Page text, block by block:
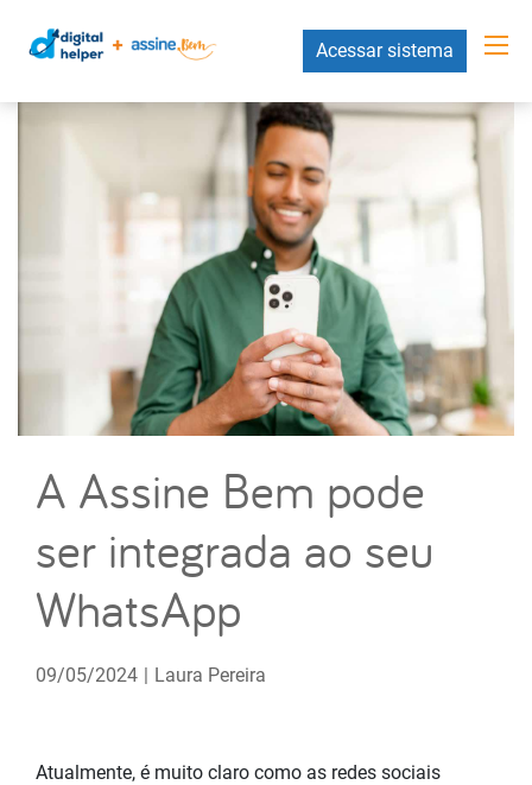
Acessar sistema
A Assine Bem pode
ser integrada ao seu
WhatsApp
09/05/2024 | Laura Pereira
Atualmente, é muito claro como as redes sociais